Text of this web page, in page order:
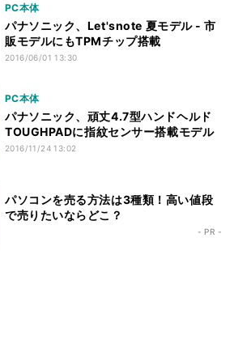
PC本体
パナソニック、Let'snote 夏モデル - 市
販モデルにもTPMチップ搭載
2016/06/01 13:30
PC本体
パナソニック、頑丈4.7型ハンドヘルド
TOUGHPADに指紋センサー搭載モデル
2016/11/24 13:02
パソコンを売る方法は3種類！高い値段
で売りたいならどこ？
- PR -